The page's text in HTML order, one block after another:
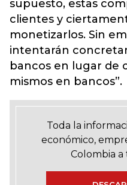
supuesto, estas
clientes y
monetizarlos. Sin
intentarán
bancos en lugar de
mismos en bancos”.
Toda la
económico,
Colombia